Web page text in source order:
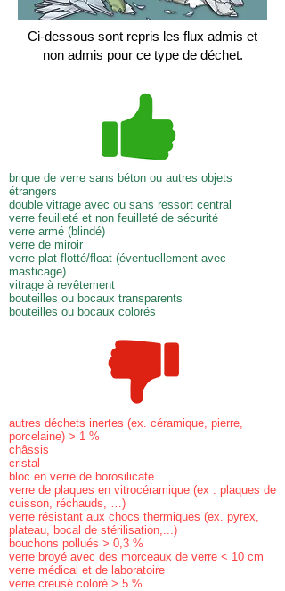
Ci-dessous sont repris les flux admis et
non admis pour ce type de déchet.
brique de verre sans béton ou autres objets
étrangers
double vitrage avec ou sans ressort central
verre feuilleté et non feuilleté de sécurité
verre armé (blindé)
verre de miroir
verre plat flotté/float (éventuellement avec
masticage)
vitrage à revêtement
bouteilles ou bocaux transparents
bouteilles ou bocaux colorés
autres déchets inertes (ex. céramique, pierre,
porcelaine) > 1 %
châssis
cristal
bloc en verre de borosilicate
verre de plaques en vitrocéramique (ex : plaques de
cuisson, réchauds, …)
verre résistant aux chocs thermiques (ex. pyrex,
plateau, bocal de stérilisation,...)
bouchons pollués > 0,3 %
verre broyé avec des morceaux de verre < 10 cm
verre médical et de laboratoire
verre creusé coloré > 5 %